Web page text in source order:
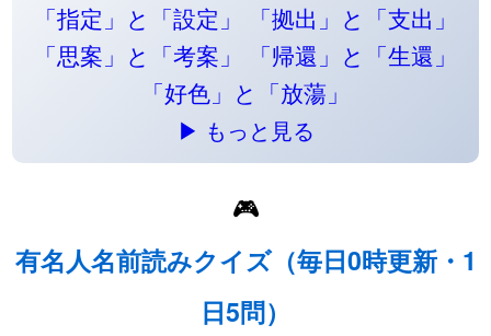
「指定」と「設定」
「拠出」と「支出」
「思案」と「考案」
「帰還」と「生還」
「好色」と「放蕩」
▶ もっと見る
🎮
有名人名前読みクイズ（毎日0時更新・1
日5問）